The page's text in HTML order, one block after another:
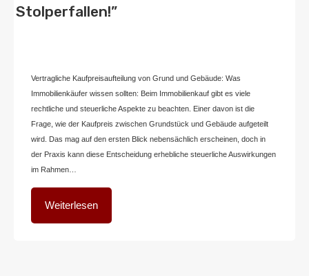
Stolperfallen!”
Home2 Immobilien
Vertragliche Kaufpreisaufteilung von Grund und Gebäude: Was
Immobilienkäufer wissen sollten: Beim Immobilienkauf gibt es viele
rechtliche und steuerliche Aspekte zu beachten. Einer davon ist die
Frage, wie der Kaufpreis zwischen Grundstück und Gebäude aufgeteilt
wird. Das mag auf den ersten Blick nebensächlich erscheinen, doch in
der Praxis kann diese Entscheidung erhebliche steuerliche Auswirkungen
im Rahmen…
Weiterlesen